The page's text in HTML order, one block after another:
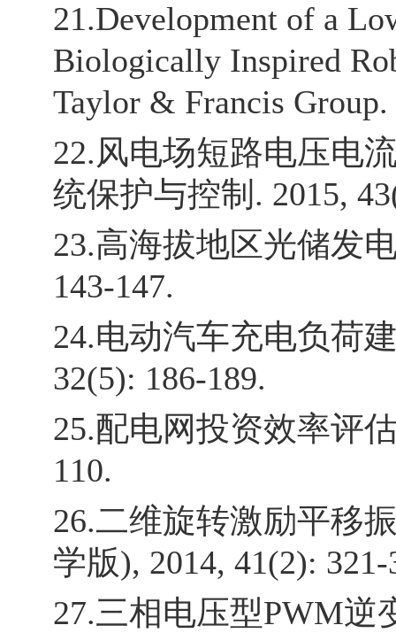
21.Development of a
Biologically Inspired
Taylor & Francis
22.风电场短路电压电
统保护与控制. 2015,
23.高海拔地区光储发
143-147.
24.电动汽车充电负荷
32(5): 186-189.
25.配电网投资效率评
110.
26.二维旋转激励平移
学版), 2014, 41(2): 321-
27.三相电压型PWM